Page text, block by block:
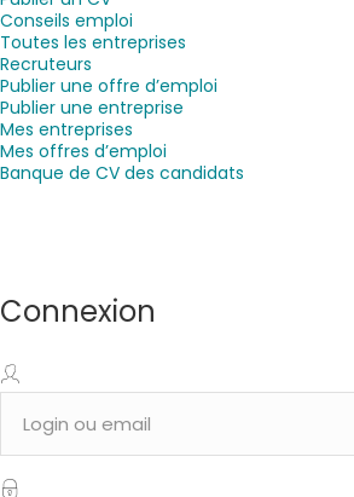
Conseils emploi
Toutes les entreprises
Recruteurs
Publier une offre d’emploi
Publier une entreprise
Mes entreprises
Mes offres d’emploi
Banque de CV des candidats
Connexion